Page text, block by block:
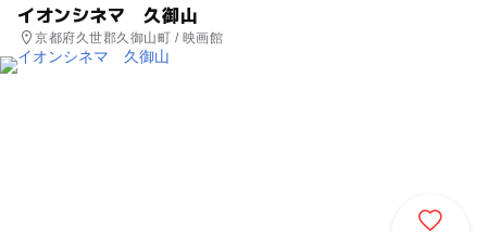
イオンシネマ 久御山
京都府久世郡久御山町 / 映画館